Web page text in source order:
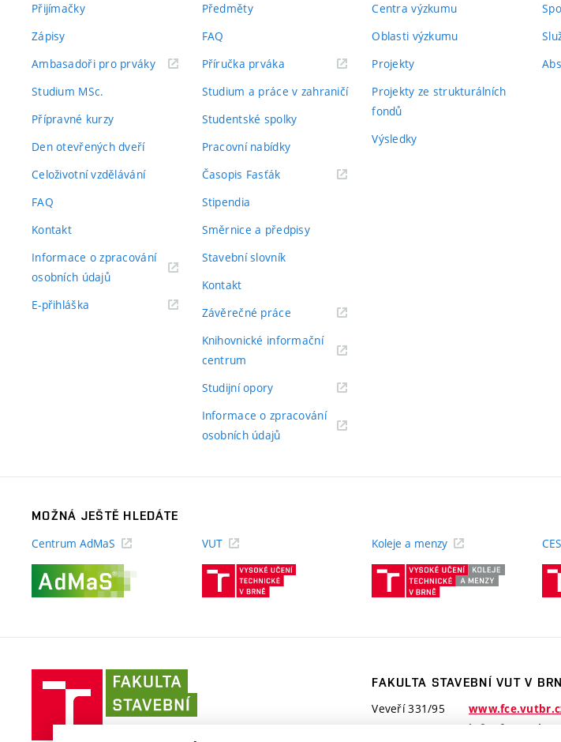
Přijímačky
Zápisy
Ambasadoři pro prváky(externí
Studium MSc.
Přípravné kurzy
Den otevřených dveří
Celoživotní vzdělávání
FAQ
Kontakt
Informace o zpracování
osobních údajů(externí
E-přihláška
Předměty
FAQ
Příručka prváka(externí
Studium a práce v zahraničí
Studentské spolky
Pracovní nabídky
Časopis Fasťák(externí
Stipendia
Směrnice a předpisy
Stavební slovník
Kontakt
Závěrečné práce(externí
Knihovnické informační
centrum
Studijní opory(externí
Informace o zpracování
osobních údajů(externí
Centra výzkumu
Oblasti výzkumu
Projekty
Projekty ze strukturálních
fondů
Výsledky
MOŽNÁ JEŠTĚ HLEDÁTE
Centrum AdMaS
VUT
(externí
Koleje a menzy
(externí
stavební
VUT
FAKULTA STAVEBNÍ VUT V
Veveří 331/95
info@fce.vutbr.cz